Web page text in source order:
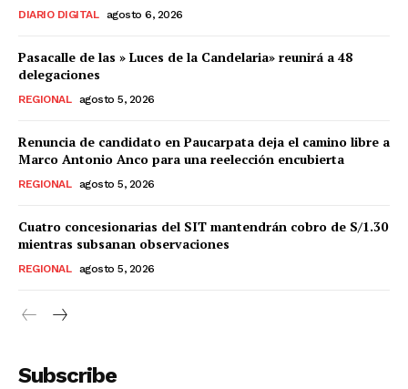
DIARIO DIGITAL agosto 6, 2026
Pasacalle de las » Luces de la Candelaria» reunirá a 48
delegaciones
REGIONAL agosto 5, 2026
Renuncia de candidato en Paucarpata deja el camino libre a
Marco Antonio Anco para una reelección encubierta
REGIONAL agosto 5, 2026
Cuatro concesionarias del SIT mantendrán cobro de S/1.30
mientras subsanan observaciones
REGIONAL agosto 5, 2026
Subscribe